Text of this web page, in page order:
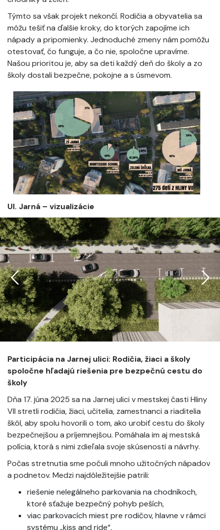
Týmto sa však projekt nekončí. Rodičia a obyvatelia sa
môžu tešiť na ďalšie kroky, do ktorých zapojíme ich
nápady a pripomienky. Jednoduché zmeny nám pomôžu
otestovať, čo funguje, a čo nie, spoločne upravíme.
Našou prioritou je, aby sa deti každý deň do školy a zo
školy dostali bezpečne, pokojne a s úsmevom.
Ul. Jarná – vizualizácie
Participácia na Jarnej ulici: Rodičia, žiaci a školy
spoločne hľadajú riešenia pre bezpečnú cestu do
školy
Dňa 17. júna 2025 sa na Jarnej ulici v mestskej časti Hliny
VII stretli rodičia, žiaci, učitelia, zamestnanci a riaditelia
škôl, aby spolu hovorili o tom, ako urobiť cestu do školy
bezpečnejšou a príjemnejšou. Pomáhala im aj mestská
polícia, ktorá s nimi zdieľala svoje skúsenosti a návrhy.
Počas stretnutia sme počuli mnoho užitočných nápadov
a podnetov. Medzi najdôležitejšie patrili:
riešenie nelegálneho parkovania na chodníkoch,
ktoré sťažuje bezpečný pohyb peších,
viac parkovacích miest pre rodičov, hlavne v rámci
systému „kiss and ride“,